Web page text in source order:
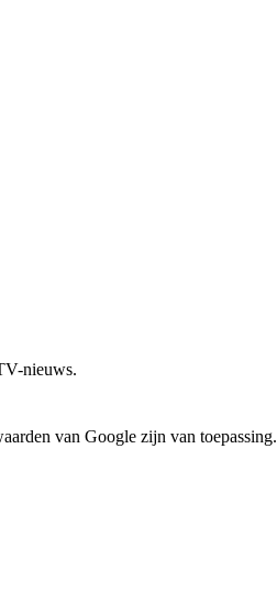
nieuws.
van Google zijn van toepassing.